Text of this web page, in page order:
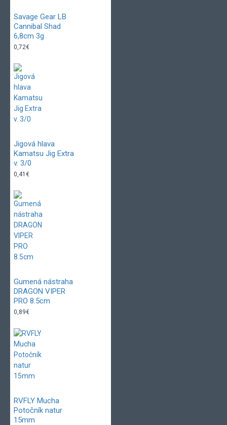
Savage Gear LB
Cannibal Shad
6,8cm 3g
0,72€
Jigová hlava
Kamatsu Jig Extra
v. 3/0
0,41€
Gumená nástraha
DRAGON VIPER
PRO 8.5cm
0,89€
RVFLY Mucha
Potočník natur
15mm